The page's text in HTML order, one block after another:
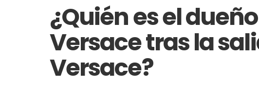
¿Quién es el
Versace tras la
Versace?